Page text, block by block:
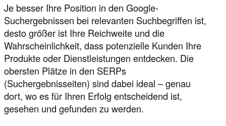
Je besser Ihre Position in den Google-
Suchergebnissen bei relevanten Suchbegriffen ist,
desto größer ist Ihre Reichweite und die
Wahrscheinlichkeit, dass potenzielle Kunden Ihre
Produkte oder Dienstleistungen entdecken. Die
obersten Plätze in den SERPs
(Suchergebnisseiten) sind dabei ideal – genau
dort, wo es für Ihren Erfolg entscheidend ist,
gesehen und gefunden zu werden.